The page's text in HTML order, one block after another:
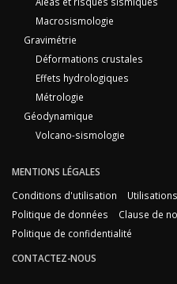
Macrosismologie
Gravimétrie
Déformations crustales
Effets hydrologiques
Métrologie
Géodynamique
Volcano-sismologie
MENTIONS LÉGALES
Conditions d'utilisation
Politique de données
Clause de
Politique de confidentialité
CONTACTEZ-NOUS